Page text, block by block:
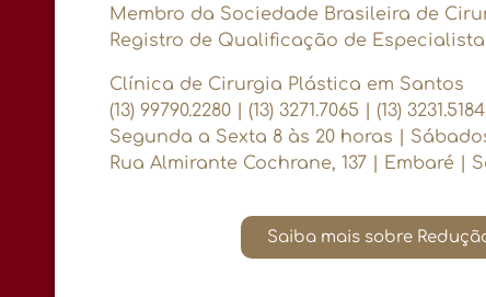
Membro da Sociedade Brasileira de
Registro de Qualificação de Especialista
Clínica de Cirurgia Plástica em Santos
(13) 99790.2280 | (13) 3271.7065 | (13) 3231.5184
Segunda a Sexta 8 às 20 horas |
Rua Almirante Cochrane, 137 | Embaré |
Saiba mais sobre